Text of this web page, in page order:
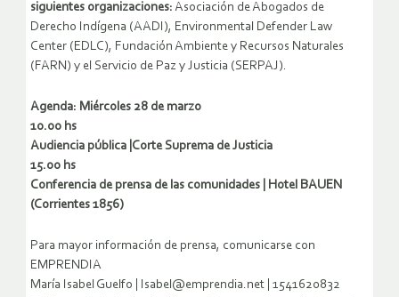
siguientes organizaciones: Asociación de Abogados de
Derecho Indígena (AADI), Environmental Defender Law
Center (EDLC), Fundación Ambiente y Recursos Naturales
(FARN) y el Servicio de Paz y Justicia (SERPAJ).
Agenda: Miércoles 28 de marzo
10.00 hs
Audiencia pública |Corte Suprema de Justicia
15.00 hs
Conferencia de prensa de las comunidades | Hotel BAUEN
(Corrientes 1856)
Para mayor información de prensa, comunicarse con
EMPRENDIA
María Isabel Guelfo | Isabel@emprendia.net | 1541620832